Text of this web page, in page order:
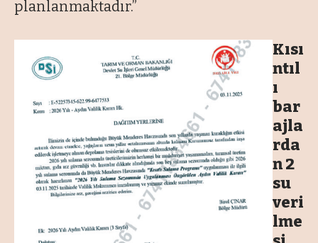
planlanmaktadır.”
Kısı
ntıl
ı
bar
ajla
rda
n 2
su
veri
lme